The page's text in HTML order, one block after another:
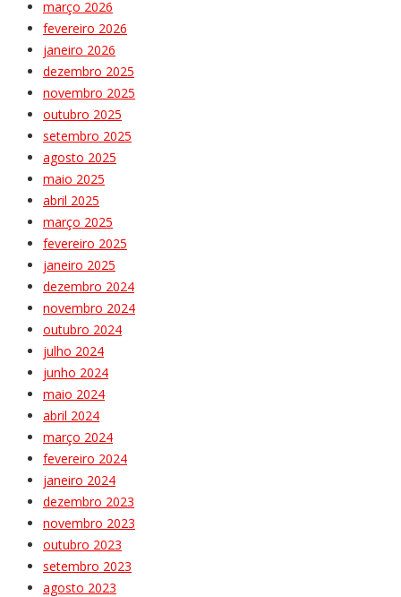
março 2026
fevereiro 2026
janeiro 2026
dezembro 2025
novembro 2025
outubro 2025
setembro 2025
agosto 2025
maio 2025
abril 2025
março 2025
fevereiro 2025
janeiro 2025
dezembro 2024
novembro 2024
outubro 2024
julho 2024
junho 2024
maio 2024
abril 2024
março 2024
fevereiro 2024
janeiro 2024
dezembro 2023
novembro 2023
outubro 2023
setembro 2023
agosto 2023